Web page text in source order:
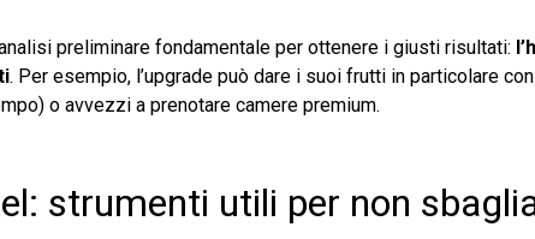
preliminare fondamentale per ottenere i giusti risultati:
. Per esempio, l’upgrade può dare i suoi frutti in particolare
o avvezzi a prenotare camere premium.
strumenti utili per non